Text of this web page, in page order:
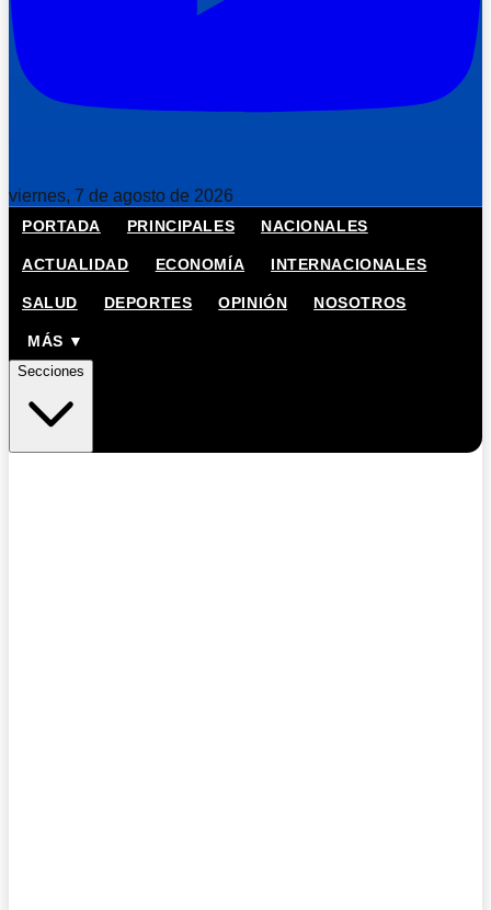
viernes, 7 de agosto de 2026
PORTADA PRINCIPALES NACIONALES
ACTUALIDAD ECONOMÍA INTERNACIONALES
SALUD DEPORTES OPINIÓN NOSOTROS
MÁS ▼
Secciones